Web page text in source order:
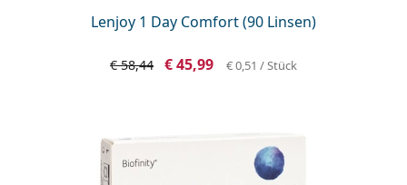
Lenjoy 1 Day Comfort (90 Linsen)
€ 58,44 € 45,99 € 0,51 / Stück